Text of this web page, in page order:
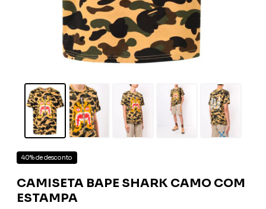
40% de desconto
CAMISETA BAPE SHARK CAMO COM
ESTAMPA